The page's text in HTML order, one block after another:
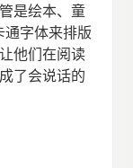
是绘本、童
字体来排版
他们在阅读
了会说话的